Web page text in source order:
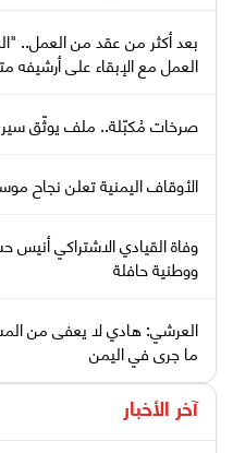
بعد أكثر من عقد من العمل..
العمل مع الإبقاء على أرشيفه
صرخات مُكبّلة.. ملف يوثّق سير
الأوقاف اليمنية تعلن نجاح موسم
وفاة القيادي الاشتراكي
ووطنية حافلة
العرشي: هادي لا يعفى من
ما جرى في اليمن
آخر الأخبار